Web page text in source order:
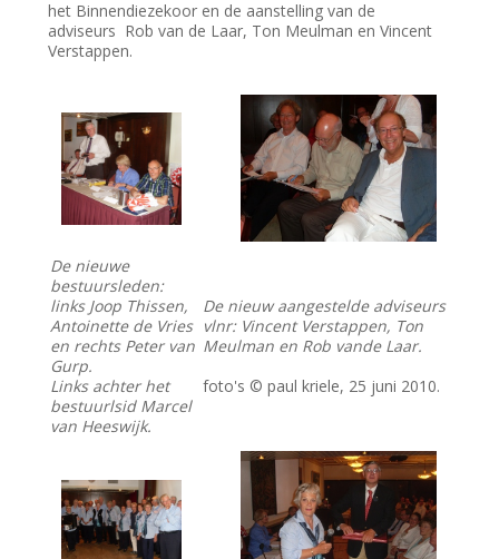
het Binnendiezekoor en de aanstelling van de
adviseurs Rob van de Laar, Ton Meulman en Vincent
Verstappen.
De nieuwe
bestuursleden:
links Joop Thissen,
Antoinette de Vries
en rechts Peter van
Gurp.
Links achter het
bestuurlsid Marcel
van Heeswijk.
De nieuw aangestelde adviseurs
vlnr: Vincent Verstappen, Ton
Meulman en Rob vande Laar.
foto's © paul kriele, 25 juni 2010.